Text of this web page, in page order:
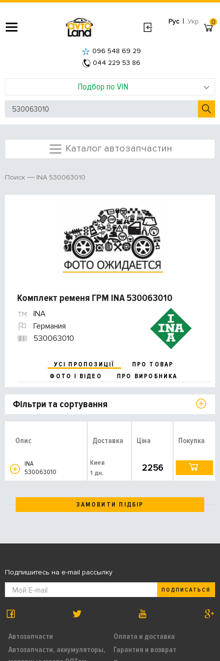
Рус | Укр
Подбор по VIN
096 548 69 29
044 229 53 86
0
Каталог автозапчастин
Поиск INA 530063010
Комплект ременя ГРМ INA 530063010
INA
Германия
530063010
УСІ ПРОПОЗИЦІЇ
ПРО ТОВАР
ФОТО І ВІДЕО
ПРО ВИРОБНИКА
Фільтри та сортування
Опис Доставка Ціна Покупка
INA
530063010
Киев
1 дн.
2256
ЗАМОВИТИ ПІДБІР
Автозапчасти
Автозапчасти, аккумуляторы,
Оплата и доставка
Гарантия и возврат
Подпишитесь на e-mail рассылку
ПОДПИСАТЬСЯ